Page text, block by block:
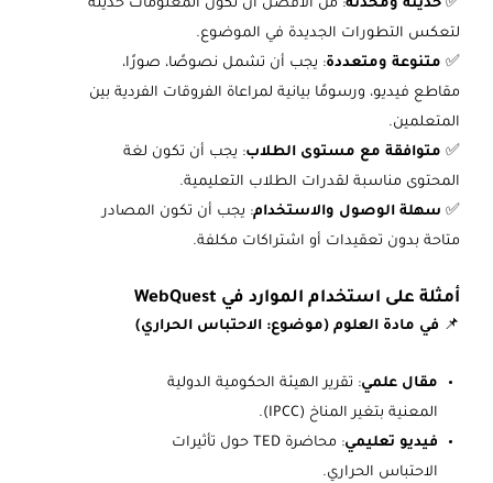
✅ حديثة ومحدثة: من الأفضل أن تكون المعلومات حديثة
لتعكس التطورات الجديدة في الموضوع.
✅ متنوعة ومتعددة: يجب أن تشمل نصوصًا، صورًا،
مقاطع فيديو، ورسومًا بيانية لمراعاة الفروقات الفردية بين
المتعلمين.
✅ متوافقة مع مستوى الطلاب: يجب أن تكون لغة
المحتوى مناسبة لقدرات الطلاب التعليمية.
✅ سهلة الوصول والاستخدام: يجب أن تكون المصادر
متاحة بدون تعقيدات أو اشتراكات مكلفة.
أمثلة على استخدام الموارد في WebQuest
📌 في مادة العلوم (موضوع: الاحتباس الحراري)
مقال علمي: تقرير الهيئة الحكومية الدولية
المعنية بتغير المناخ (IPCC).
فيديو تعليمي
: محاضرة TED حول تأثيرات
الاحتباس الحراري.